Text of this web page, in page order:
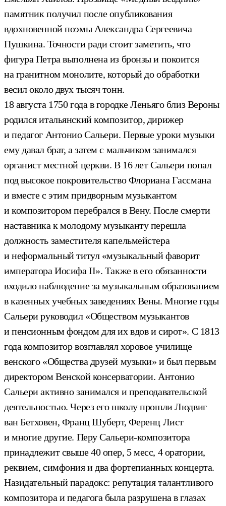
памятник получил после опубликования
вдохновенной поэмы Александра Сергеевича
Пушкина. Точности ради стоит заметить, что
фигура Петра выполнена из бронзы и покоится
на гранитном монолите, который до обработки
весил около двух тысяч тонн.
18 августа 1750 года в городке Леньяго близ Вероны
родился итальянский композитор, дирижер
и педагог Антонио Сальери. Первые уроки музыки
ему давал брат, а затем с мальчиком занимался
органист местной церкви. В 16 лет Сальери попал
под высокое покровительство Флориана Гассмана
и вместе с этим придворным музыкантом
и композитором перебрался в Вену. После смерти
наставника к молодому музыканту перешла
должность заместителя капельмейстера
и неформальный титул «музыкальный фаворит
императора Иосифа II». Также в его обязанности
входило наблюдение за музыкальным образованием
в казенных учебных заведениях Вены. Многие годы
Сальери руководил «Обществом музыкантов
и пенсионным фондом для их вдов и сирот». С 1813
года композитор возглавлял хоровое училище
венского «Общества друзей музыки» и был первым
директором Венской консерватории. Антонио
Сальери активно занимался и преподавательской
деятельностью. Через его школу прошли Людвиг
ван Бетховен, Франц Шуберт, Ференц Лист
и многие другие. Перу Сальери-композитора
принадлежит свыше 40 опер, 5 месс, 4 оратории,
реквием, симфония и два фортепианных концерта.
Назидательный парадокс: репутация талантливого
композитора и педагога была разрушена в глазах